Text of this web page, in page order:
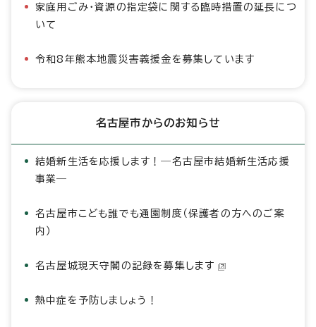
家庭用ごみ・資源の指定袋に関する臨時措置の延長につ
いて
令和8年熊本地震災害義援金を募集しています
名古屋市からのお知らせ
結婚新生活を応援します！―名古屋市結婚新生活応援
事業―
名古屋市こども誰でも通園制度（保護者の方へのご案
内）
名古屋城現天守閣の記録を募集します
熱中症を予防しましょう！